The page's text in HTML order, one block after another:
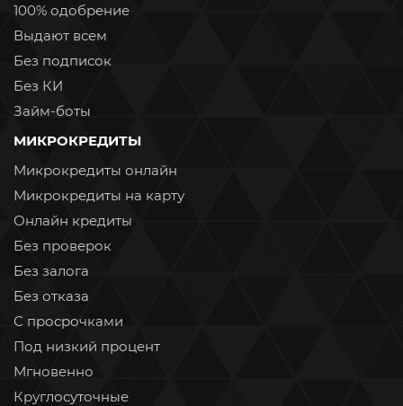
100% одобрение
Выдают всем
Без подписок
Без КИ
Займ-боты
МИКРОКРЕДИТЫ
Микрокредиты онлайн
Микрокредиты на карту
Онлайн кредиты
Без проверок
Без залога
Без отказа
С просрочками
Под низкий процент
Мгновенно
Круглосуточные